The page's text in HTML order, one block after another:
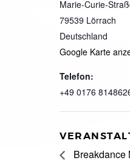
Marie-Curie-
79539 Lörrach
Deutschland
Google Karte
Telefon:
+49 0176
Breakdance